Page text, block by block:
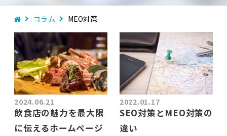
コラム MEO対策
2024.06.21
飲食店の魅力を最大限
に伝えるホームページ
2022.01.17
SEO対策とMEO対策の
違い